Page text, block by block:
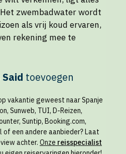
zwembadwater wordt
als vrij koud ervaren,
rekening mee te
toevoegen
vakantie geweest naar Spanje
Sunweb, TUI, D-Reizen,
Suntip, Booking.com,
of een andere aanbieder? Laat
achter. Onze reisspecialist